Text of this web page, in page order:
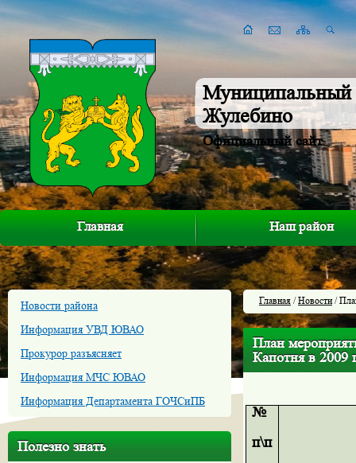
Муниципальный
Жулебино
Официальный сайт
Главная Наш район
Новости района
Информация УВД ЮВАО
Прокурор разъясняет
Информация МЧС ЮВАО
Информация Департамента ГОЧСиПБ
Полезно знать
Главная /Новости/
План
Капотня в 2009
№
п\п